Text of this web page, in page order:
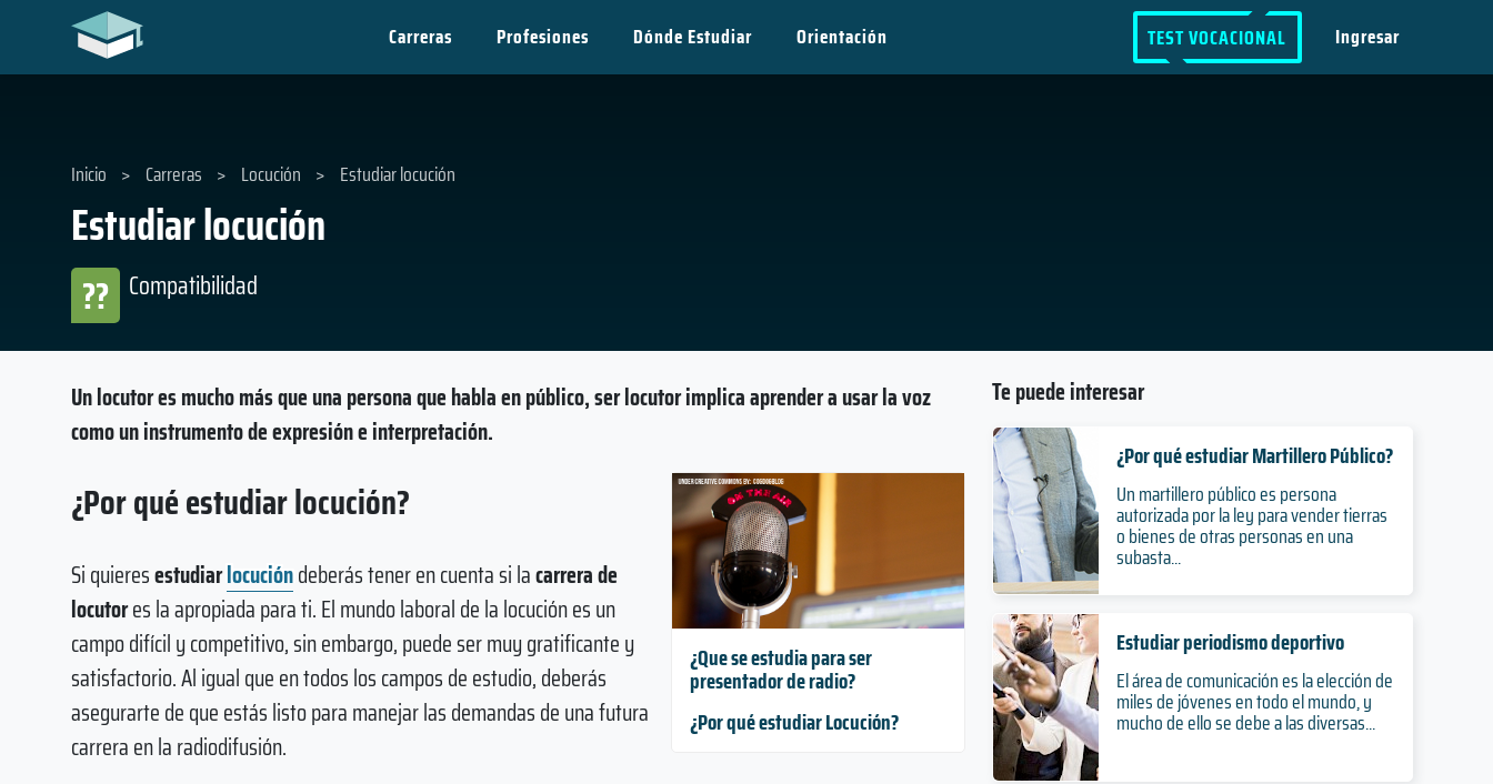
Carreras Profesiones Dónde Estudiar Orientación TEST VOCACIONAL Ingresar
Estudiar locución
Compatibilidad
??
Inicio > Carreras > Locución > Estudiar locución
Un locutor es mucho más que una persona que habla en público, ser locutor implica aprender a usar la voz
como un instrumento de expresión e interpretación.
¿Que se estudia para ser
presentador de radio?
¿Por qué estudiar Locución?
¿Por qué estudiar locución?
Si quieresestudiarlocucióndeberás tener en cuenta si lacarrera de
locutores la apropiada para ti. El mundo laboral de la locución es un
campo difícil y competitivo, sin embargo, puede ser muy gratificante y
satisfactorio. Al igual que en todos los campos de estudio, deberás
asegurarte de que estás listo para manejar las demandas de una futura
carrera en la radiodifusión.
Te puede interesar
¿Por qué estudiar Martillero Público?
Un martillero público es persona
autorizada por la ley para vender tierras
o bienes de otras personas en una
subasta...
Estudiar periodismo deportivo
El área de comunicación es la elección de
miles de jóvenes en todo el mundo, y
mucho de ello se debe a las diversas...